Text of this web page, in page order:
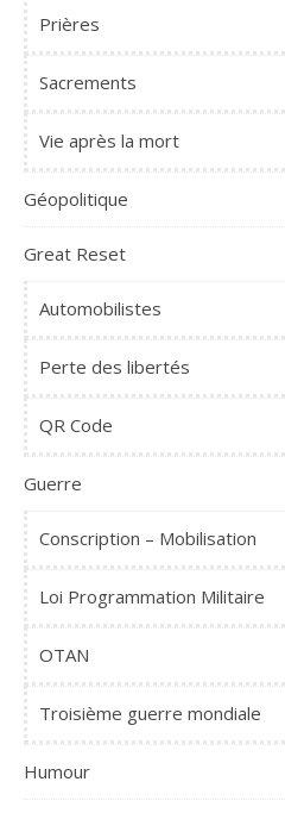
Prières
Sacrements
Vie après la mort
Géopolitique
Great Reset
Automobilistes
Perte des libertés
QR Code
Guerre
Conscription – Mobilisation
Loi Programmation Militaire
OTAN
Troisième guerre mondiale
Humour